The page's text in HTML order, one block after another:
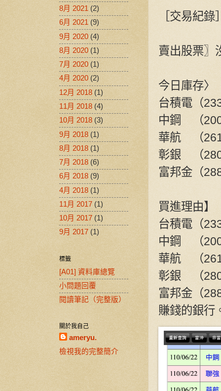
［交易紀
賣出股票〗
今日庫存〉
台積電（
中鋼 （
華航 （
彰銀 （
富邦金（
買進理由】
台積電（
中鋼 （
華航 （
彰銀 （
富邦金（
賺錢的銀行
8月 2021 (2)
6月 2021 (9)
9月 2020 (4)
8月 2020 (1)
7月 2020 (1)
4月 2020 (2)
12月 2018 (1)
11月 2018 (4)
10月 2018 (3)
9月 2018 (1)
8月 2018 (1)
7月 2018 (6)
6月 2018 (9)
4月 2018 (1)
11月 2017 (1)
10月 2017 (1)
9月 2017 (1)
標籤
[A01] 資料庫總覽
小問題回覆
閱讀筆記（完整版）
關於我自己
ameryu.
檢視我的完整簡介